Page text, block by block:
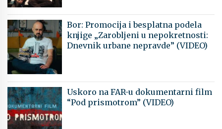
Bor: Promocija i besplatna podela
knjige „Zarobljeni u nepokretnosti:
Dnevnik urbane nepravde” (VIDEO)
Uskoro na FAR-u dokumentarni film
“Pod prismotrom” (VIDEO)